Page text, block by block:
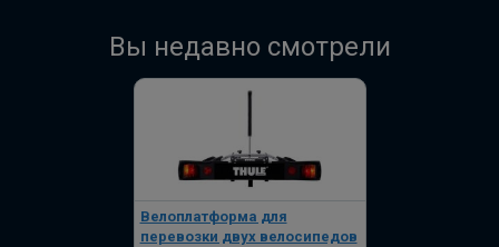
Вы недавно смотрели
Велоплатформа для
перевозки двух велосипедов